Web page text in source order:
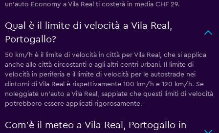
un'auto Economy a Vila Real ti costerà in media CHF 29.
Qual è il limite di velocità a Vila Real,
Portogallo?
50 km/h è il limite di velocità in città per Vila Real, che si applica
anche alle città circostanti e agli altri centri urbani. Il limite di
velocità in periferia e il limite di velocità per le autostrade nei
dintorni di Vila Real è rispettivamente 100 km/h e 120 km/h. Se
noleggiate un'auto a Vila Real, sappiate che questi limiti di velocità
potrebbero essere applicati rigorosamente.
Com'è il meteo a Vila Real, Portogallo in